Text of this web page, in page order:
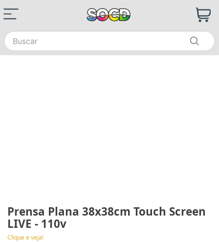
Buscar
Prensa Plana 38x38cm Touch Screen
LIVE - 110v
Clique e veja!